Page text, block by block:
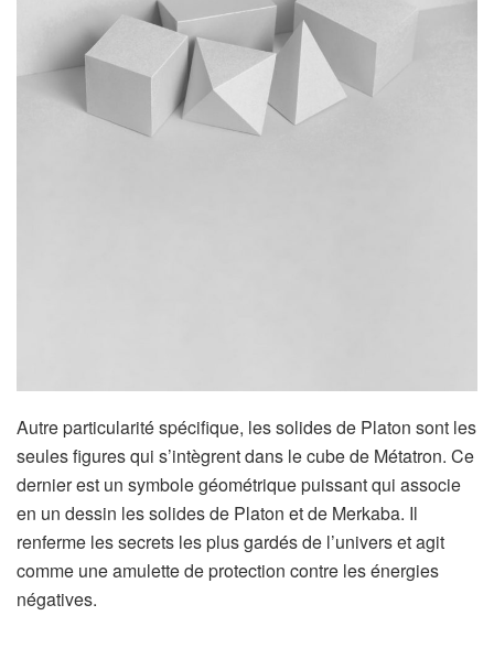
Autre particularité spécifique, les solides de Platon sont les
seules figures qui s’intègrent dans le cube de Métatron. Ce
dernier est un symbole géométrique puissant qui associe
en un dessin les solides de Platon et de Merkaba. Il
renferme les secrets les plus gardés de l’univers et agit
comme une amulette de protection contre les énergies
négatives.